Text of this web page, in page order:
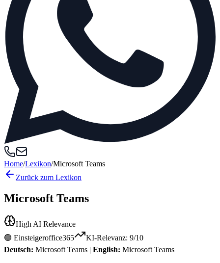
Home/Lexikon/Microsoft Teams
Zurück zum Lexikon
Microsoft Teams
High AI Relevance
🟢 Einsteigeroffice365 KI-Relevanz: 9/10
Deutsch: Microsoft Teams | English: Microsoft Teams